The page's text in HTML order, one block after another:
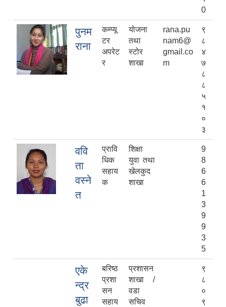
0
पुनम
राना
कम्प्यू
टर
अपरेट
र
योजना
तथा
स्टोर
शाखा
rana.pu
nam6@
gmail.co
m
९
८
४
७
८
८
५
१
०
३
ववि
ता
वस्ने
त
प्रावि
धिक
सहाय
क
शिक्षा
युवा तथा
खेलकुद
शाखा
9
8
6
6
1
3
9
9
3
5
एके
न्द्र
बुढा
बरिष्ठ
प्रशा
सन
सहाय
प्रशासन
शाखा /
वडा
सचिव
९
८
०
९